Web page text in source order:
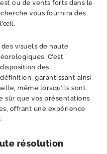
ou de vents forts dans le
vous fournira des
visuels de haute
C’est
des
garantissant ainsi
même lorsqu’ils sont
sûr que vos présentations
offrant une expérience
résolution